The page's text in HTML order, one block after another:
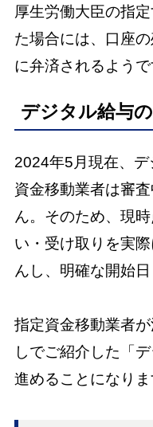
厚生労働大臣の指
た場合には、口座
に弁済されるようで
デジタル給与
2024年5月現在、
資金移動業者は審
ん。そのため、現
い・受け取りを実
んし、明確な開始
指定資金移動業者
しでご紹介した「
進めることになりま